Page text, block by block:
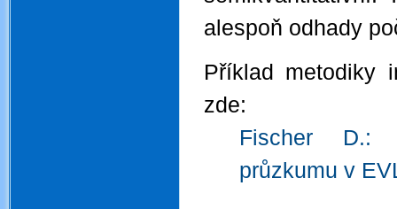
alespoň odhady
Příklad metodiky
zde:
Fischer D.:
průzkumu v